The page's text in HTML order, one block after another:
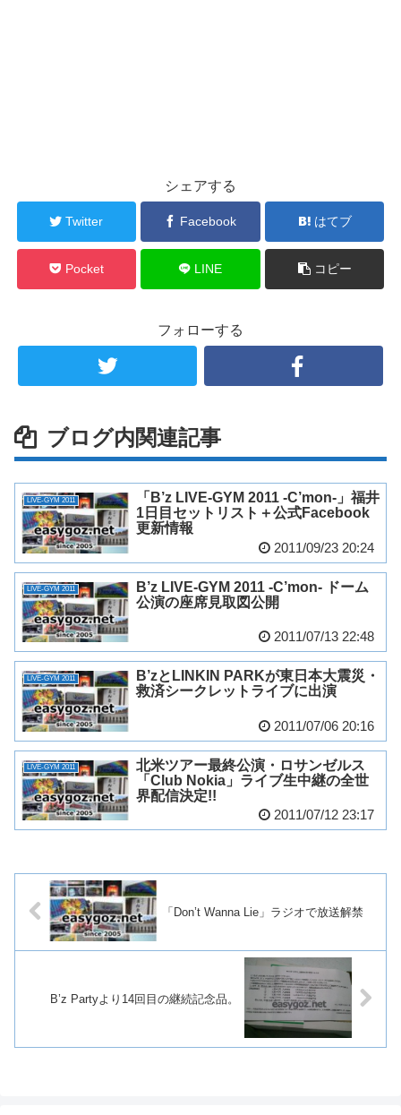
シェアする
Twitter Facebook はてブ
Pocket LINE コピー
フォローする
ブログ内関連記事
LIVE-GYM 2011
「B’z LIVE-GYM 2011 -C’mon-」福井
1日目セットリスト＋公式Facebook
更新情報
2011/09/23 20:24
LIVE-GYM 2011
B’z LIVE-GYM 2011 -C’mon- ドーム
公演の座席見取図公開
2011/07/13 22:48
LIVE-GYM 2011
B’zとLINKIN PARKが東日本大震災・
救済シークレットライブに出演
2011/07/06 20:16
LIVE-GYM 2011
北米ツアー最終公演・ロサンゼルス
「Club Nokia」ライブ生中継の全世
界配信決定!!
2011/07/12 23:17
「Don’t Wanna Lie」ラジオで放送解禁
B’z Partyより14回目の継続記念品。